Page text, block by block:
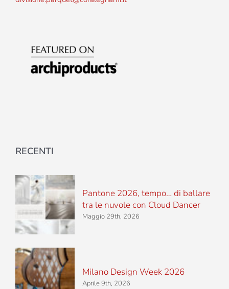
RECENTI
Pantone 2026, tempo… di ballare
tra le nuvole con Cloud Dancer
Maggio 29th, 2026
Milano Design Week 2026
Aprile 9th, 2026